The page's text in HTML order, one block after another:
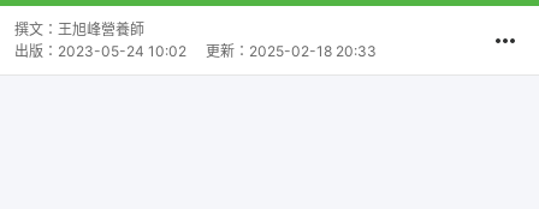
撰文： 王旭峰營養師
出版： 2023-05-24 10:02 更新： 2025-02-18 20:33